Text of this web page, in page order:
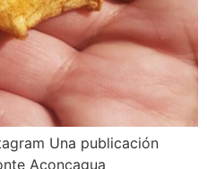
Una publicación
Aconcagua